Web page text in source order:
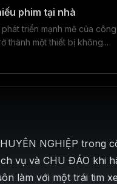
phim tại nhà
triển mạnh mẽ của
thành một thiết bị không...
NGHIỆP trong
vụ và CHU ĐÁO khi
làm với một trái tim